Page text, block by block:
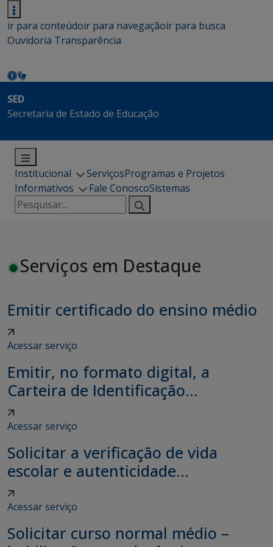
ir para conteúdoir para navegaçãoir para busca
Ouvidoria Transparência
SED
Secretaria de Estado de Educação
Institucional ServiçosProgramas e Projetos
Informativos
Fale ConoscoSistemas
Pesquisar
por:
Serviços em Destaque
Emitir certificado do ensino médio
Acessar serviço
Emitir, no formato digital, a
Carteira de Identificação...
Acessar serviço
Solicitar a verificação de vida
escolar e autenticidade...
Acessar serviço
Solicitar curso normal médio –